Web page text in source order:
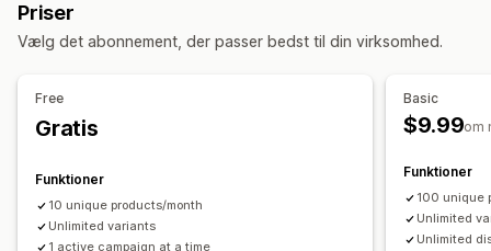
Tilpassede rabatter
Masseredigering
Kombinering af rabatter
Målretning
Masseredigering
Priser
Vælg det abonnement, der passer bedst til din virksomhed.
Free
Gratis
Funktioner
10 unique products/month
Unlimited variants
1 active campaign at a time
Basic
$9.99om
Funktioner
100 unique
Unlimited
Unlimited